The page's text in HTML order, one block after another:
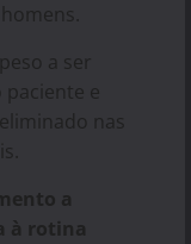
a ser
e
nas
a
à rotina